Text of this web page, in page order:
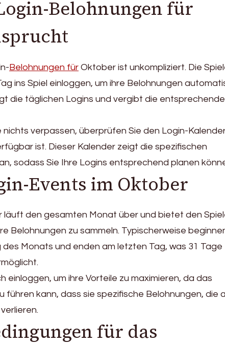
Belohnungen für
Belohnungen für Oktober ist unkompliziert. Die
ins Spiel einloggen, um ihre Belohnungen
die täglichen Logins und vergibt die
nichts verpassen, überprüfen Sie den Login-
ist. Dieser Kalender zeigt die spezifischen
sodass Sie Ihre Logins entsprechend planen
Events im Oktober
läuft den gesamten Monat über und bietet den
Belohnungen zu sammeln. Typischerweise
Monats und enden am letzten Tag, was 31 Tage
einloggen, um ihre Vorteile zu maximieren, da das
führen kann, dass sie spezifische Belohnungen, die
für das